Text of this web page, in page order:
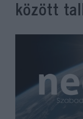
között